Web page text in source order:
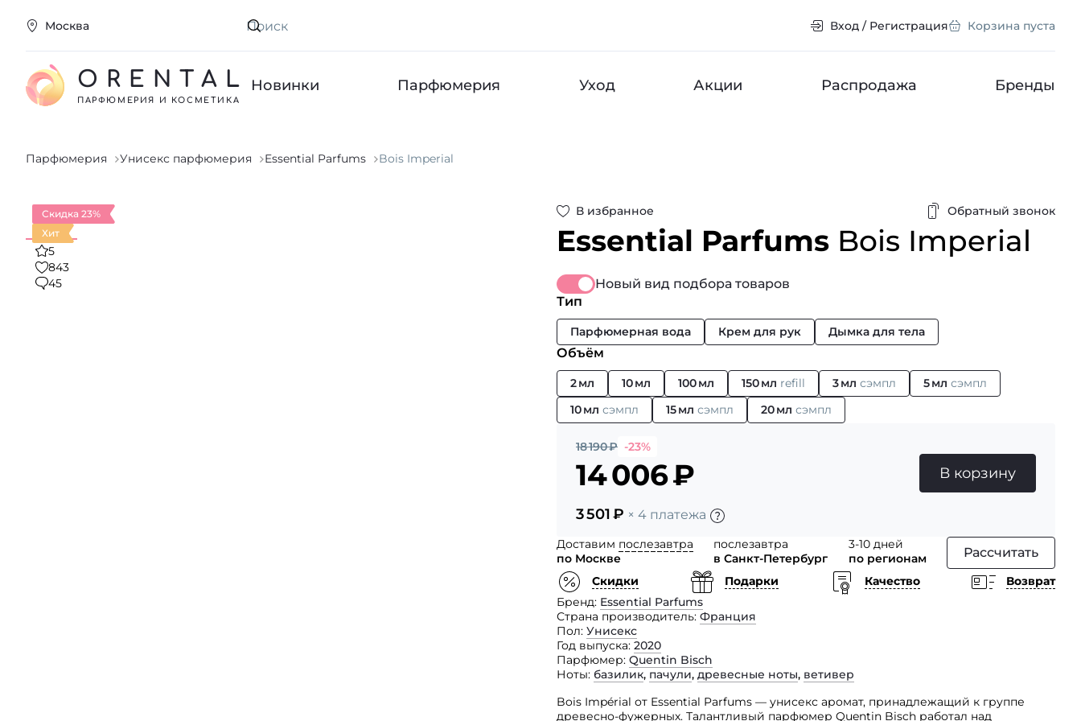
Москва Искать Вход / Регистрация Корзина пуста
ORENTAL
ПАРФЮМЕРИЯ И КОСМЕТИКА
Новинки Парфюмерия Уход Акции Распродажа Бренды
Парфюмерия Унисекс парфюмерия Essential Parfums Bois Imperial
В избранное Обратный звонок
Essential Parfums Bois Imperial
Скидка 23%
Хит
5
843
45
Новый вид подбора товаров
Тип
Парфюмерная вода Крем для рук Дымка для тела
Объём
2 мл 10 мл 100 мл 150 мл refill 3 мл сэмпл 5 мл сэмпл
10 мл сэмпл 15 мл сэмпл 20 мл сэмпл
18 190₽ -23%
14 006₽
3 501₽ × 4 платежа
В корзину
Доставим послезавтра
по Москве
послезавтра
в Санкт-Петербург
3-10 дней
по регионам
Рассчитать
Скидки Подарки Качество
Возврат
Бренд Essential Parfums
Страна производитель Франция
Пол Унисекс
Год выпуска 2020
Парфюмер Quentin Bisch
Ноты базилик, пачули, древесные ноты, ветивер
Bois Impérial от Essential Parfums — унисекс аромат, принадлежащий к группе
древесно-фужерных. Талантливый парфюмер Quentin Bisch работал над